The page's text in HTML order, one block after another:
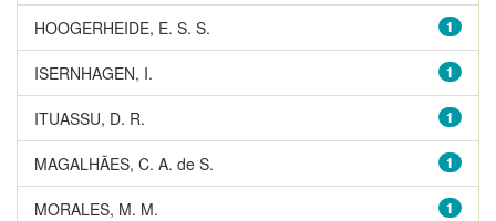
1
HOOGERHEIDE, E. S. S.
1
ISERNHAGEN, I.
1
ITUASSU, D. R.
1
MAGALHÃES, C. A. de S.
1
MORALES, M. M.